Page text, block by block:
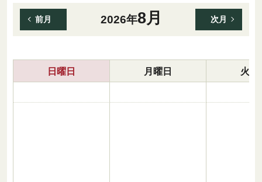
前月 2026年8月 次月
日曜日 月曜日 火曜